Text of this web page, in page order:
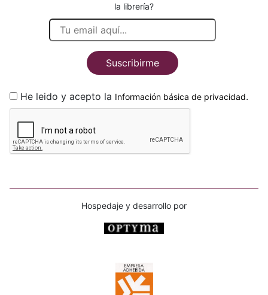
la librería?
Suscribirme
He leido y acepto la Información básica de privacidad.
Hospedaje y desarrollo por